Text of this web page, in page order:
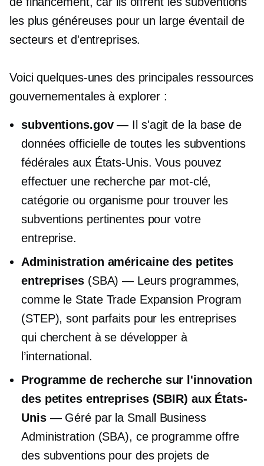
les plus généreuses pour un large éventail de
secteurs et d'entreprises.
Voici quelques-unes des principales ressources
gouvernementales à explorer :
subventions.gov— Il s'agit de la base de
données officielle de toutes les subventions
fédérales aux États-Unis. Vous pouvez
effectuer une recherche par mot-clé,
catégorie ou organisme pour trouver les
subventions pertinentes pour votre
entreprise.
Administration américaine des petites
entreprises(SBA) — Leurs programmes,
comme le State Trade Expansion Program
(STEP), sont parfaits pour les entreprises
qui cherchent à se développer à
l’international.
Programme de recherche sur l'innovation
des petites entreprises (SBIR) aux États-
Unis— Géré par la Small Business
Administration (SBA), ce programme offre
des subventions pour des projets de